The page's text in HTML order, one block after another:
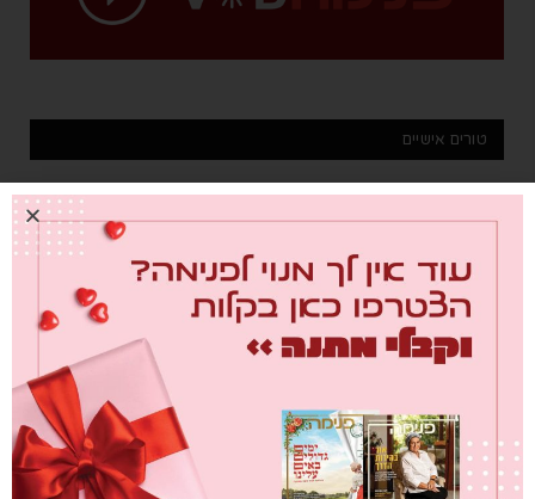
טורים אישיים
מחברת לבבות
info@chief-digital.com
26/07/2026
שער הדמעות
info@chief-digital.com
26/07/2026